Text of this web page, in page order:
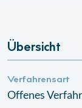
Übersicht
Verfahrensart
Offenes